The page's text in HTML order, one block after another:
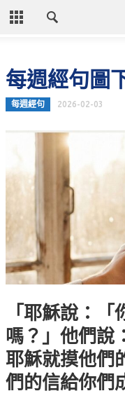
CLOSE
關於教會
聚會時間
奉獻資訊
錯誤回報
分堂
苑裡靈糧堂
每週經句圖
每週經句 2026-02-03
「耶穌說：
嗎？」他們說
耶穌就摸他們
們的信給你們